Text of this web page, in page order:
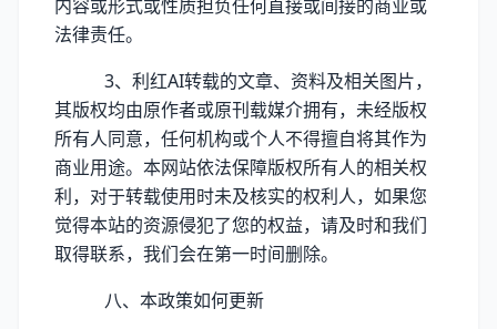
内容或形式或性质担负任何直接或间接的商业或
法律责任。
3、利红AI转载的文章、资料及相关图片，
其版权均由原作者或原刊载媒介拥有，未经版权
所有人同意，任何机构或个人不得擅自将其作为
商业用途。本网站依法保障版权所有人的相关权
利，对于转载使用时未及核实的权利人，如果您
觉得本站的资源侵犯了您的权益，请及时和我们
取得联系，我们会在第一时间删除。
八、本政策如何更新